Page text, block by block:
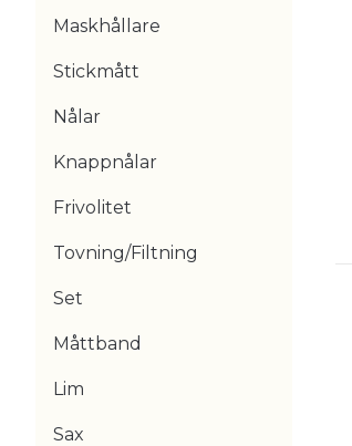
Maskhållare
Stickmått
Nålar
Knappnålar
Frivolitet
Tovning/Filtning
Set
Måttband
Lim
Sax